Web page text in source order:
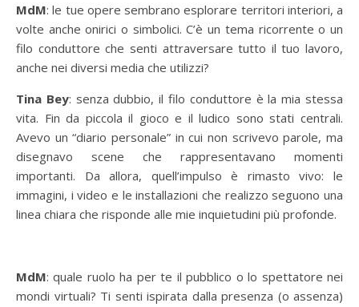
MdM: le tue opere sembrano esplorare territori interiori, a
volte anche onirici o simbolici. C’è un tema ricorrente o un
filo conduttore che senti attraversare tutto il tuo lavoro,
anche nei diversi media che utilizzi?
Tina Bey: senza dubbio, il filo conduttore è la mia stessa
vita. Fin da piccola il gioco e il ludico sono stati centrali.
Avevo un “diario personale” in cui non scrivevo parole, ma
disegnavo scene che rappresentavano momenti
importanti. Da allora, quell’impulso è rimasto vivo: le
immagini, i video e le installazioni che realizzo seguono una
linea chiara che risponde alle mie inquietudini più profonde.
MdM: quale ruolo ha per te il pubblico o lo spettatore nei
mondi virtuali? Ti senti ispirata dalla presenza (o assenza)